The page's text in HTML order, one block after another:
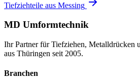
Tiefziehteile aus Messing
MD Umformtechnik
Ihr Partner für Tiefziehen, Metalldrücken
aus Thüringen seit 2005.
Branchen